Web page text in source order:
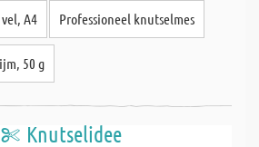
A4 Professioneel knutselmes
50 g
Knutselidee